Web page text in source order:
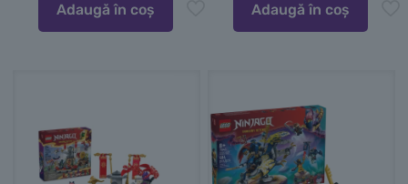
Adaugă în coș Adaugă în coș